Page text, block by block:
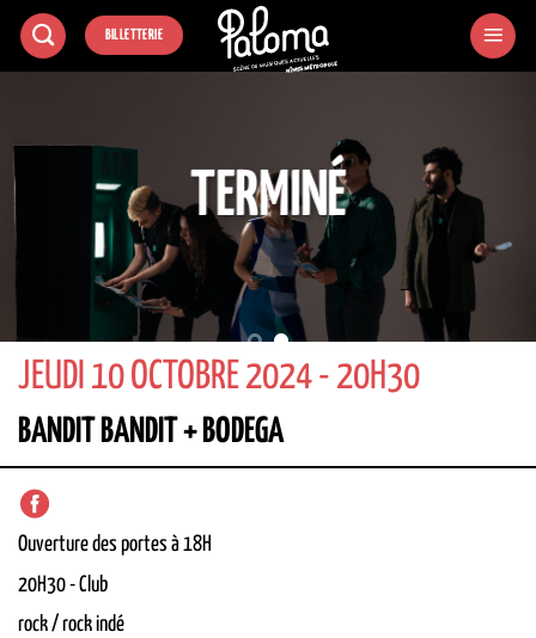
Passer
BILLETTERIE
TERMINÉ
JEUDI 10 OCTOBRE 2024 - 20H30
BANDIT BANDIT + BODEGA
Ouverture des portes à 18H
20H30-Club
rock / rock indé